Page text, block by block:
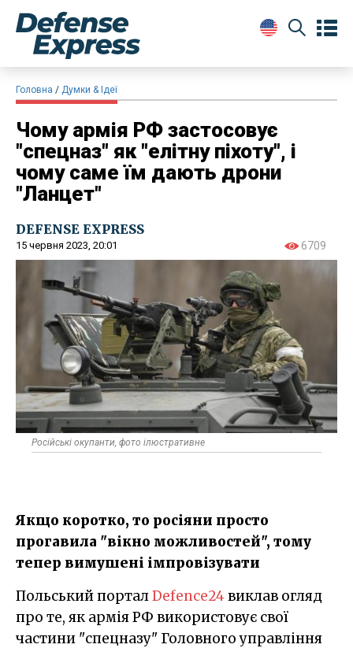
Головна Думки & Ідеї
Чому армія РФ застосовує
"спецназ" як "елітну піхоту", і
чому саме їм дають дрони
"Ланцет"
DEFENSE EXPRESS
15 червня 2023, 20:01 6709
Російські окупанти, фото ілюстративне
Якщо коротко, то росіяни просто
прогавила "вікно можливостей", тому
тепер вимушені імпровізувати
Польський порталDefence24виклав огляд
про те, як армія РФ використовує свої
частини "спецназу" Головного управління